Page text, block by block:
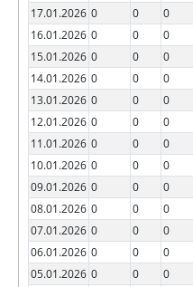
17.01.2026 0 0 0
16.01.2026 0 0 0
15.01.2026 0 0 0
14.01.2026 0 0 0
13.01.2026 0 0 0
12.01.2026 0 0 0
11.01.2026 0 0 0
10.01.2026 0 0 0
09.01.2026 0 0 0
08.01.2026 0 0 0
07.01.2026 0 0 0
06.01.2026 0 0 0
05.01.2026 0 0 0